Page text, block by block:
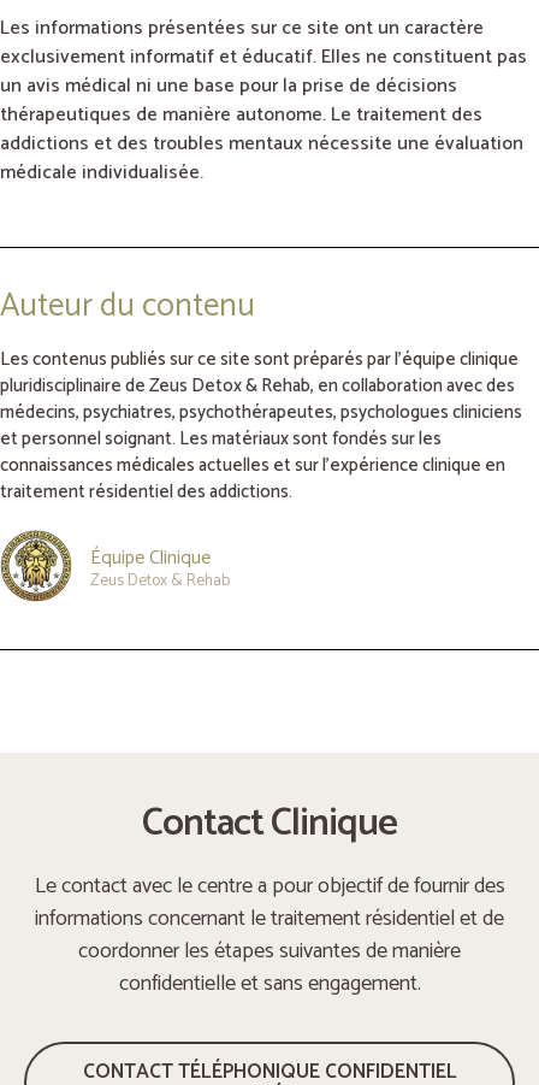
Les informations présentées sur ce site ont un caractère
exclusivement informatif et éducatif. Elles ne constituent pas
un avis médical ni une base pour la prise de décisions
thérapeutiques de manière autonome. Le traitement des
addictions et des troubles mentaux nécessite une évaluation
médicale individualisée.
Auteur du contenu
Les contenus publiés sur ce site sont préparés par l’équipe clinique
pluridisciplinaire de Zeus Detox & Rehab, en collaboration avec des
médecins, psychiatres, psychothérapeutes, psychologues cliniciens
et personnel soignant. Les matériaux sont fondés sur les
connaissances médicales actuelles et sur l’expérience clinique en
traitement résidentiel des addictions.
Équipe Clinique
Zeus Detox & Rehab
Contact Clinique
Le contact avec le centre a pour objectif de fournir des
informations concernant le traitement résidentiel et de
coordonner les étapes suivantes de manière
confidentielle et sans engagement.
CONTACT TÉLÉPHONIQUE CONFIDENTIEL